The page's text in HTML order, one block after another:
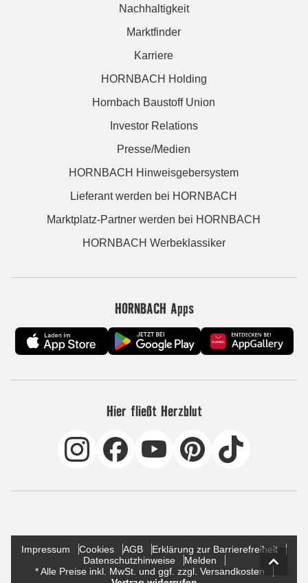
Nachhaltigkeit
Marktfinder
Karriere
HORNBACH Holding
Hornbach Baustoff Union
Investor Relations
Presse/Medien
HORNBACH Hinweisgebersystem
Lieferant werden bei HORNBACH
Marktplatz-Partner werden bei HORNBACH
HORNBACH Werbeklassiker
HORNBACH Apps
Hier fließt Herzblut
Impressum Cookies AGB
Erklärung zur Barrierefreiheit
Datenschutzhinweise
Melden
* Alle Preise inkl. MwSt. und ggf. zzgl. Versandkosten